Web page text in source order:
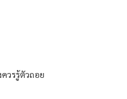
วรรู้ตัวถอย